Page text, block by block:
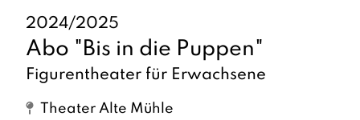
2024/2025
Abo "Bis in die Puppen"
Figurentheater für Erwachsene
Theater Alte Mühle